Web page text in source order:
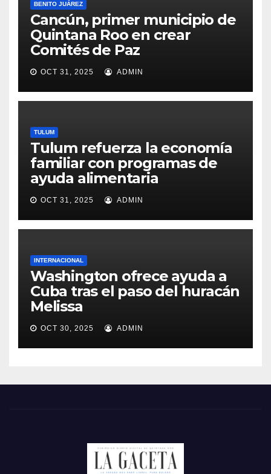
BENITO JUÁREZ
Cancún, primer municipio de
Quintana Roo en crear
Comités de Paz
OCT 31, 2025 ADMIN
TULUM
Tulum refuerza la economía
familiar con programas de
ayuda alimentaria
OCT 31, 2025 ADMIN
INTERNACIONAL
Washington ofrece ayuda a
Cuba tras el paso del huracán
Melissa
OCT 30, 2025 ADMIN